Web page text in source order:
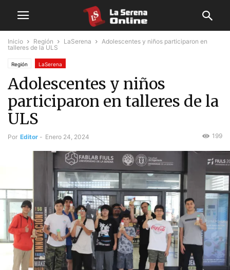
Inicio Región LaSerena
Adolescentes y niños participaron en
talleres de la ULS
Región LaSerena
Adolescentes y niños
participaron en talleres de la
ULS
Por Editor - Enero 24, 2024 199